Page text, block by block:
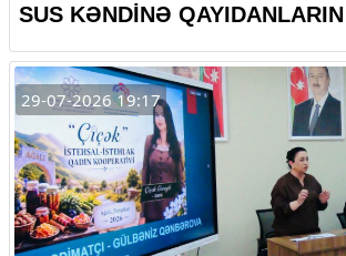
SUS KƏNDİNƏ
29-07-2026 19:17